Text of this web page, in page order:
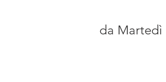
da Martedì